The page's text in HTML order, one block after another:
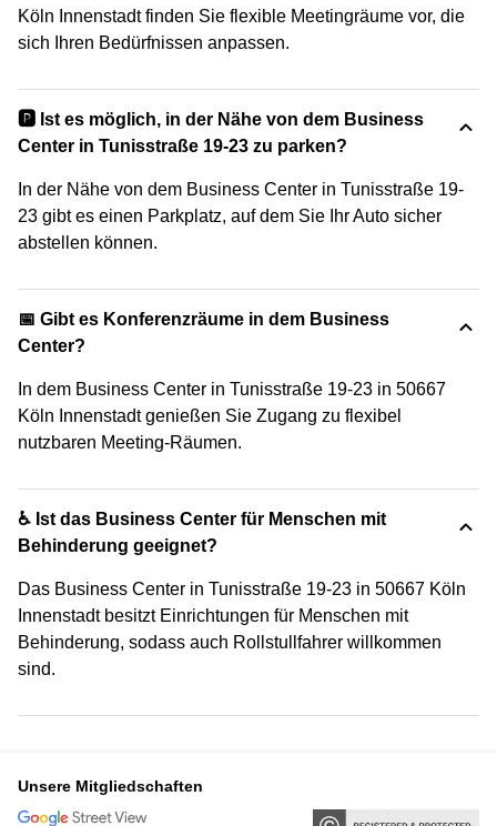
Köln Innenstadt finden Sie flexible Meetingräume vor, die
sich Ihren Bedürfnissen anpassen.
🅿️ Ist es möglich, in der Nähe von dem Business
Center in Tunisstraße 19-23 zu parken?
In der Nähe von dem Business Center in Tunisstraße 19-
23 gibt es einen Parkplatz, auf dem Sie Ihr Auto sicher
abstellen können.
📅 Gibt es Konferenzräume in dem Business
Center?
In dem Business Center in Tunisstraße 19-23 in 50667
Köln Innenstadt genießen Sie Zugang zu flexibel
nutzbaren Meeting-Räumen.
♿ Ist das Business Center für Menschen mit
Behinderung geeignet?
Das Business Center in Tunisstraße 19-23 in 50667 Köln
Innenstadt besitzt Einrichtungen für Menschen mit
Behinderung, sodass auch Rollstullfahrer willkommen
sind.
Unsere Mitgliedschaften